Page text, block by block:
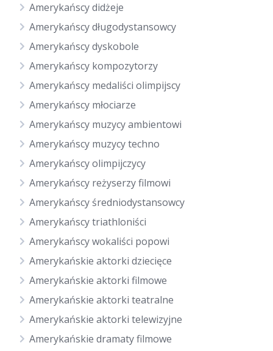
Amerykańscy didżeje
Amerykańscy długodystansowcy
Amerykańscy dyskobole
Amerykańscy kompozytorzy
Amerykańscy medaliści olimpijscy
Amerykańscy młociarze
Amerykańscy muzycy ambientowi
Amerykańscy muzycy techno
Amerykańscy olimpijczycy
Amerykańscy reżyserzy filmowi
Amerykańscy średniodystansowcy
Amerykańscy triathloniści
Amerykańscy wokaliści popowi
Amerykańskie aktorki dziecięce
Amerykańskie aktorki filmowe
Amerykańskie aktorki teatralne
Amerykańskie aktorki telewizyjne
Amerykańskie dramaty filmowe